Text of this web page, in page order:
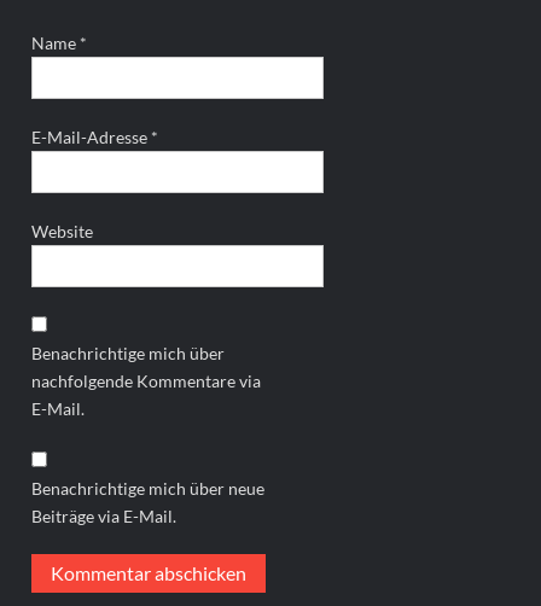
Name *
E-Mail-Adresse *
Website
Benachrichtige mich über
nachfolgende Kommentare via
E-Mail.
Benachrichtige mich über neue
Beiträge via E-Mail.